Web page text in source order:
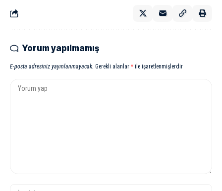
Yorum yapılmamış
E-posta adresiniz yayınlanmayacak. Gerekli alanlar * ile işaretlenmişlerdir